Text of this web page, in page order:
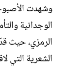
وشهدت
الوجدانية
الرمزي، حيث
الشعرية التي